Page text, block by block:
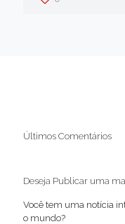
Últimos Comentários
Deseja Publicar uma
Você tem uma notícia
o mundo?